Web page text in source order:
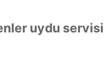
uydu servisi